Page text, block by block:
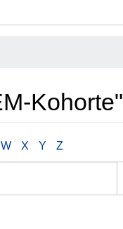
Kohorte"
W X Y Z